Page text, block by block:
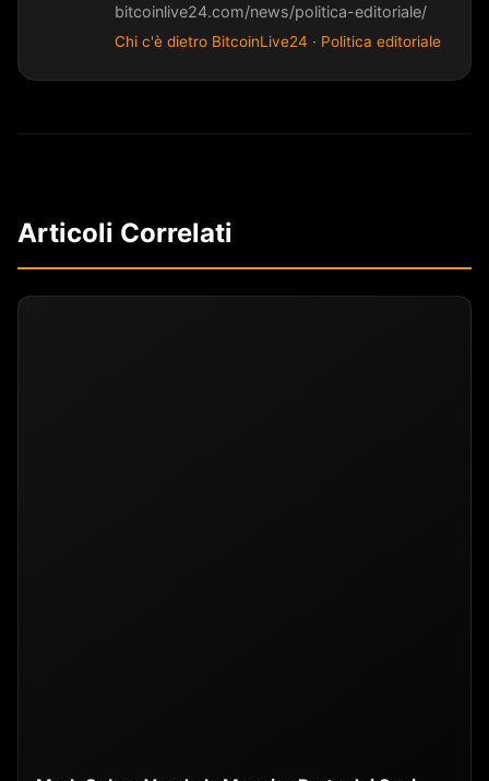
bitcoinlive24.com/news/politica-editoriale/
Chi c'è dietro BitcoinLive24 · Politica editoriale
Articoli Correlati